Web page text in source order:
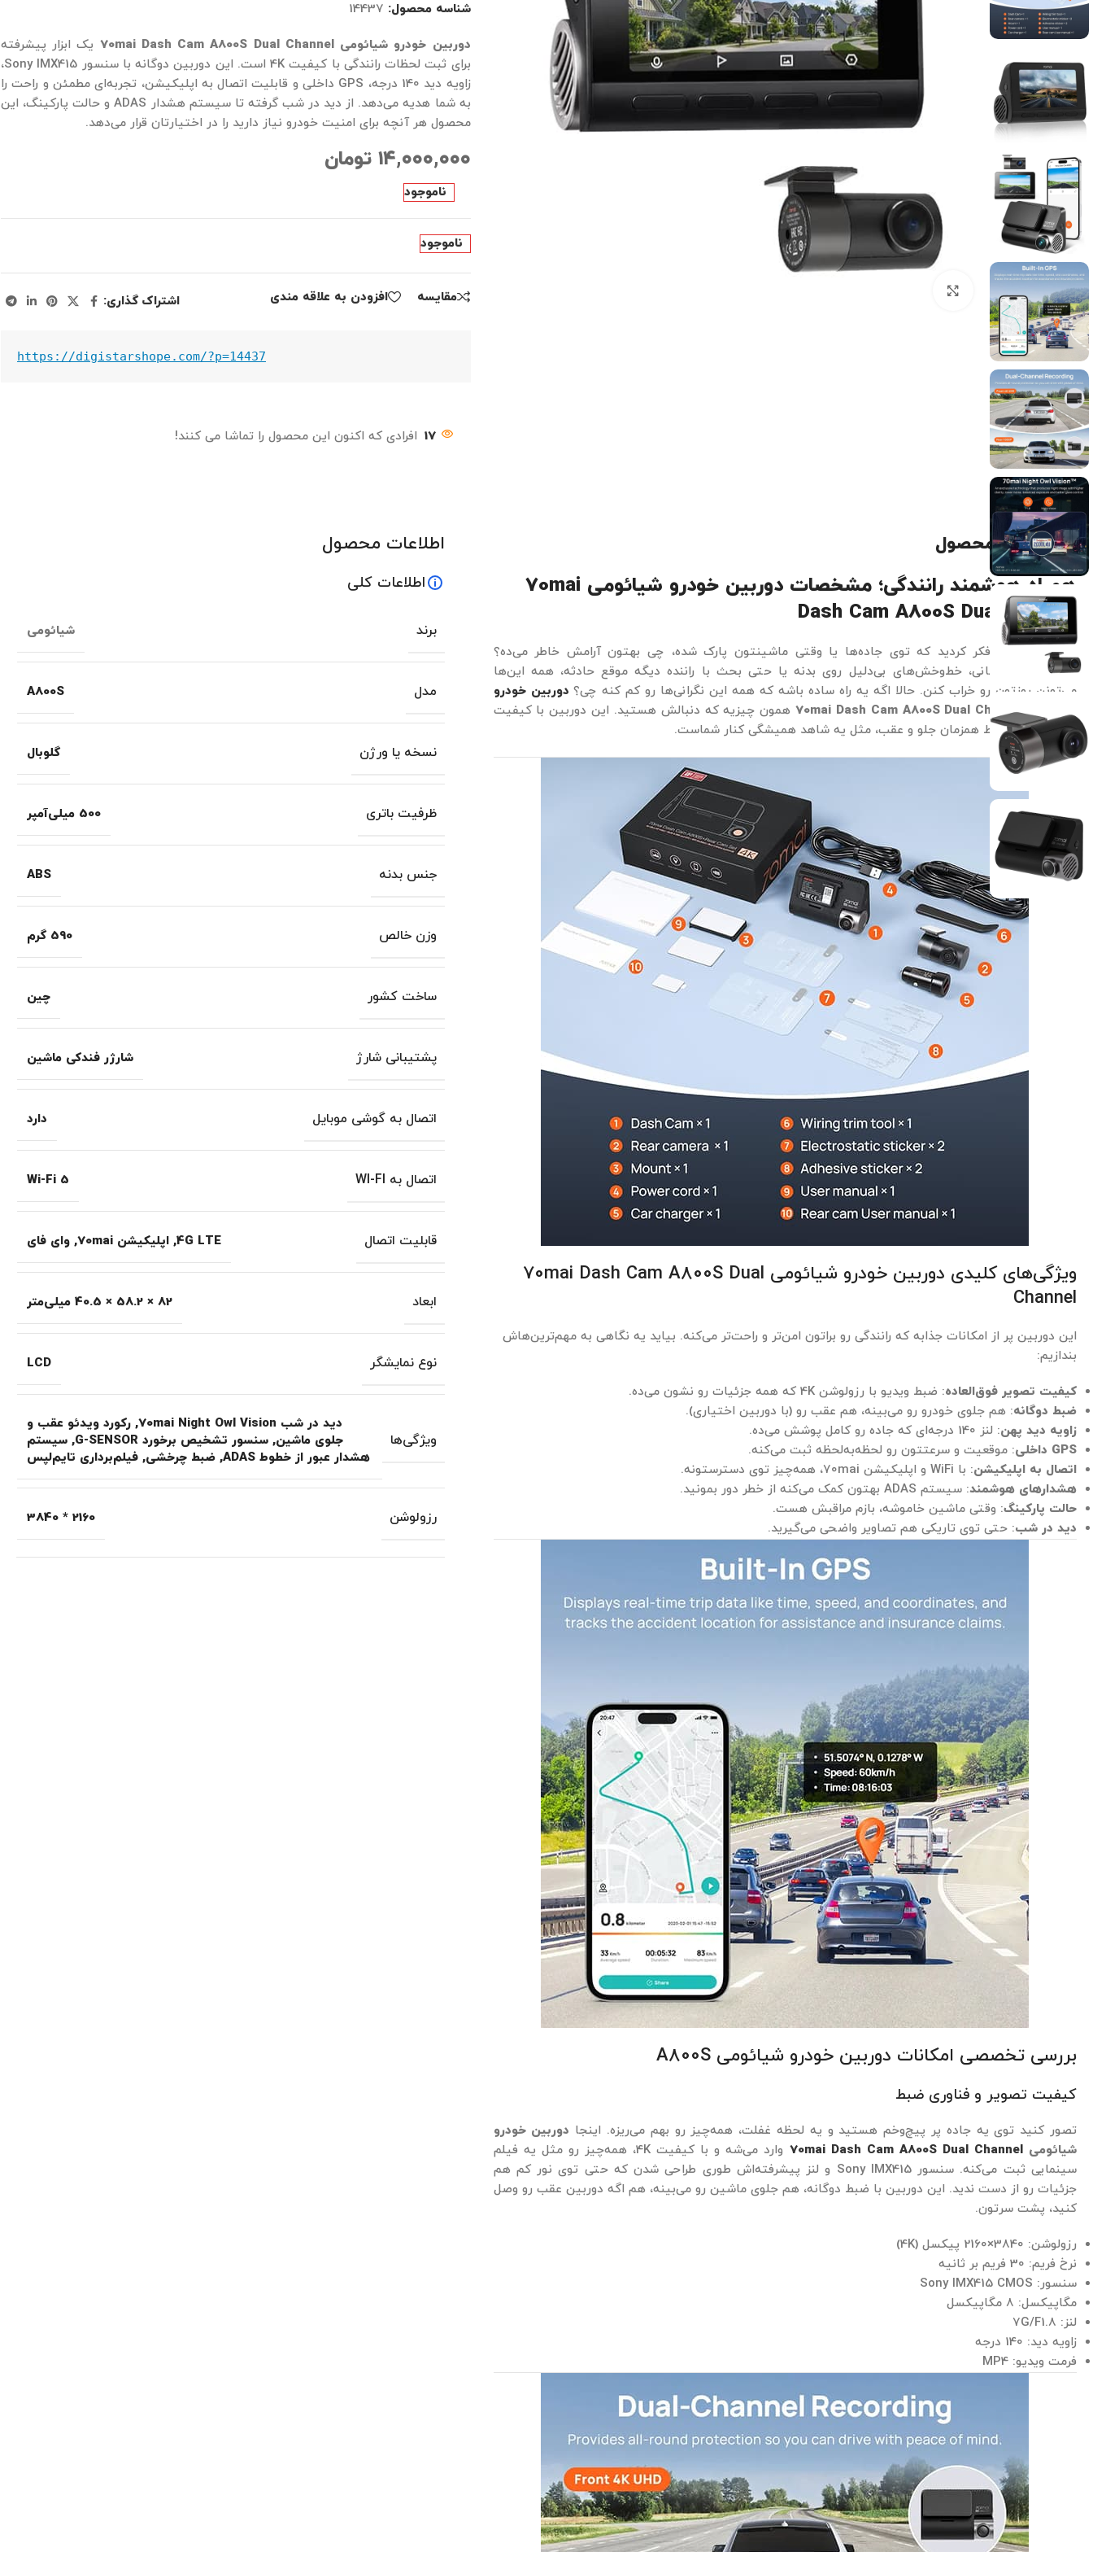
شناسه محصول: 14437
دوربین خودرو شیائومی 70mai Dash Cam A800S Dual Channel
یک ابزار پیشرفته
برای ثبت لحظات رانندگی با کیفیت 4K است. این دوربین دوگانه با سنسور Sony IMX415،
زاویه دید 140 درجه، GPS داخلی و قابلیت اتصال به اپلیکیشن، تجربه‌ای مطمئن و راحت را
به شما هدیه می‌دهد. از دید در شب گرفته تا سیستم هشدار ADAS و حالت پارکینگ، این
محصول هر آنچه برای امنیت خودرو نیاز دارید را در اختیارتان قرار می‌دهد.
۱۴,۰۰۰,۰۰۰ تومان
ناموجود
ناموجود
مقايسه افزودن به علاقه مندی اشتراک گذاری:
https://digistarshope.com/?p=14437
17 افرادی که اکنون این محصول را تماشا می کنند!
توضیحات محصول
همراه هوشمند رانندگی؛ مشخصات دوربین خودرو شیائومی 70mai
Dash Cam A800S Dual Channel
تا حالا به این فکر کردید که توی جاده‌ها یا وقتی ماشینتون پارک شده، چی بهتون آرامش خاطر می‌ده؟
تصادف‌های ناگهانی، خط‌وخش‌های بی‌دلیل روی بدنه یا حتی بحث با راننده دیگه موقع حادثه، همه این‌ها
می‌تونن روزتون رو خراب کنن. حالا اگه یه راه ساده باشه که همه این نگرانی‌ها رو کم کنه چی؟ دوربین خودرو
شیائومی70mai Dash Cam A800S Dual Channel
همون چیزیه که دنبالش هستید. این دوربین با کیفیت
4K و قابلیت ضبط همزمان جلو و عقب، مثل یه شاهد همیشگی کنار شماست.
ویژگی‌های کلیدی دوربین خودرو شیائومی 70mai Dash Cam A800S Dual
Channel
این دوربین پر از امکانات جذابه که رانندگی رو براتون امن‌تر و راحت‌تر می‌کنه. بیاید یه نگاهی به مهم‌ترین‌هاش
بندازیم:
کیفیت تصویر فوق‌العاده: ضبط ویدیو با رزولوشن 4K که همه جزئیات رو نشون می‌ده.
ضبط دوگانه: هم جلوی خودرو رو می‌بینه، هم عقب رو (با دوربین اختیاری).
زاویه دید پهن: لنز 140 درجه‌ای که جاده رو کامل پوشش می‌ده.
GPS داخلی
: موقعیت و سرعتتون رو لحظه‌به‌لحظه ثبت می‌کنه.
اتصال به اپلیکیشن: با WiFi و اپلیکیشن 70mai، همه‌چیز توی دسترستونه.
هشدارهای هوشمند: سیستم ADAS بهتون کمک می‌کنه از خطر دور بمونید.
حالت پارکینگ: وقتی ماشین خاموشه، بازم مراقبش هست.
دید در شب: حتی توی تاریکی هم تصاویر واضحی می‌گیرید.
بررسی تخصصی امکانات دوربین خودرو شیائومی A800S
کیفیت تصویر و فناوری ضبط
تصور کنید توی یه جاده پر پیچ‌وخم هستید و یه لحظه غفلت، همه‌چیز رو بهم می‌ریزه. اینجا دوربین خودرو
شیائومی70mai Dash Cam A800S Dual Channel
وارد می‌شه و با کیفیت 4K، همه‌چیز رو مثل یه فیلم
سینمایی ثبت می‌کنه. سنسور Sony IMX415 و لنز پیشرفته‌اش طوری طراحی شدن که حتی توی نور کم هم
جزئیات رو از دست ندید. این دوربین با ضبط دوگانه، هم جلوی ماشین رو می‌بینه، هم اگه دوربین عقب رو وصل
کنید، پشت سرتون.
رزولوشن: 3840×2160 پیکسل (4K)
نرخ فریم: 30 فریم بر ثانیه
سنسور: Sony IMX415 CMOS
مگاپیکسل: 8 مگاپیکسل
لنز: 7G/F1.8
زاویه دید: 140 درجه
فرمت ویدیو: MP4
اطلاعات محصول
اطلاعات کلی
برند شیائومی
مدل A800S
نسخه یا ورژن گلوبال
ظرفیت باتری 500 میلی‌آمپر
جنس بدنه ABS
وزن خالص 590 گرم
ساخت کشور چین
پشتیبانی شارژ شارژر فندکی ماشین
اتصال به گوشی موبایل دارد
اتصال به WI-FI Wi-Fi 5
قابلیت اتصال 4G LTE
,اپلیکیشن 70mai ,وای فای
ابعاد 82 × 58.2 × 40.5 میلی‌متر
نوع نمایشگر LCD
ویژگی‌ها
دید در شب 70mai Night Owl Vision ,رکورد ویدئو عقب و
جلوی ماشین,سنسور تشخیص برخورد G-SENSOR ,سیستم
هشدار عبور از خطوط ADAS
,ضبط چرخشی,فیلم‌برداری تایم‌لپس
رزولوشن 2160 * 3840